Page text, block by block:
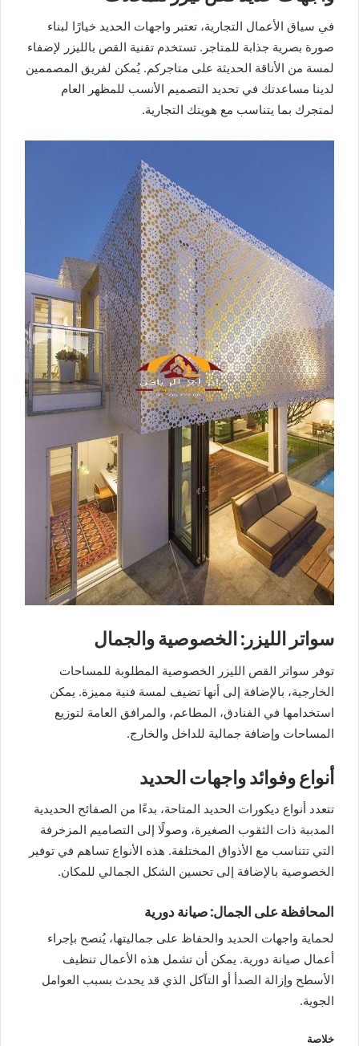
في سياق الأعمال التجارية، تعتبر واجهات الحديد خيارًا لبناء
صورة بصرية جذابة للمتاجر. تستخدم تقنية القص بالليزر لإضفاء
لمسة من الأناقة الحديثة على متاجركم. يُمكن لفريق المصممين
لدينا مساعدتك في تحديد التصميم الأنسب للمظهر العام
لمتجرك بما يتناسب مع هويتك التجارية.
سواتر الليزر: الخصوصية والجمال
توفر سواتر القص الليزر الخصوصية المطلوبة للمساحات
الخارجية، بالإضافة إلى أنها تضيف لمسة فنية مميزة. يمكن
استخدامها في الفنادق، المطاعم، والمرافق العامة لتوزيع
المساحات وإضافة جمالية للداخل والخارج.
أنواع وفوائد واجهات الحديد
تتعدد أنواع ديكورات الحديد المتاحة، بدءًا من الصفائح الحديدية
المدببة ذات الثقوب الصغيرة، وصولًا إلى التصاميم المزخرفة
التي تتناسب مع الأذواق المختلفة. هذه الأنواع تساهم في توفير
الخصوصية بالإضافة إلى تحسين الشكل الجمالي للمكان.
المحافظة على الجمال: صيانة دورية
لحماية واجهات الحديد والحفاظ على جماليتها، يُنصح بإجراء
أعمال صيانة دورية. يمكن أن تشمل هذه الأعمال تنظيف
الأسطح وإزالة الصدأ أو التآكل الذي قد يحدث بسبب العوامل
الجوية.
خلاصة